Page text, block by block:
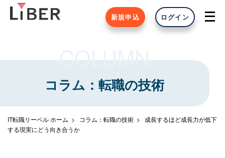
新規申込 ログイン
COLUMN
コラム：転職の技術
IT転職リーベル ホーム コラム：転職の技術
成長するほど成長力が低下
する現実にどう向き合うか